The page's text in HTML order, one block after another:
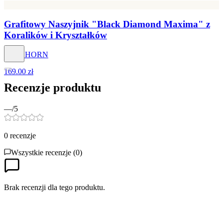
Grafitowy Naszyjnik "Black Diamond Maxima" z
Koralików i Kryształków
STAGHORN
169.00 zł
Recenzje produktu
—/5
0 recenzje
Wszystkie recenzje (0)
Brak recenzji dla tego produktu.